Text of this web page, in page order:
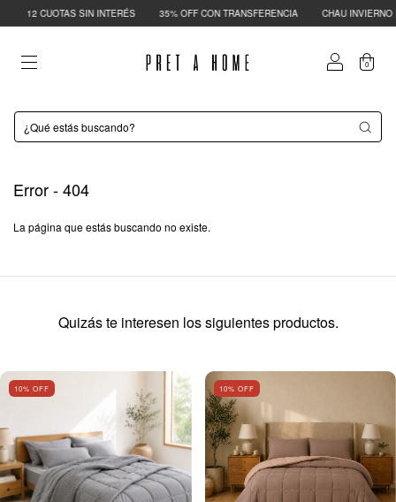
12 CUOTAS SIN INTERÉS 35% OFF CON TRANSFERENCIA CHAU INVIERNO |
0
Error - 404
La página que estás buscando no existe.
Quizás te interesen los siguientes productos.
10% OFF 10% OFF